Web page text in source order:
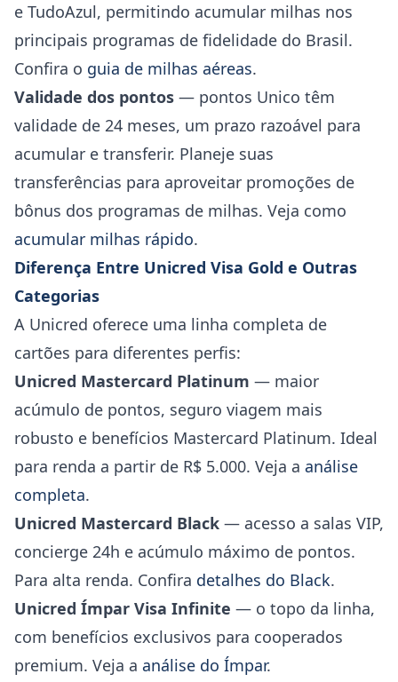
e TudoAzul, permitindo acumular milhas nos
principais programas de fidelidade do Brasil.
Confira o guia de milhas aéreas.
Validade dos pontos — pontos Unico têm
validade de 24 meses, um prazo razoável para
acumular e transferir. Planeje suas
transferências para aproveitar promoções de
bônus dos programas de milhas. Veja como
acumular milhas rápido.
Diferença Entre Unicred Visa Gold e Outras
Categorias
A Unicred oferece uma linha completa de
cartões para diferentes perfis:
Unicred Mastercard Platinum — maior
acúmulo de pontos, seguro viagem mais
robusto e benefícios Mastercard Platinum. Ideal
para renda a partir de R$ 5.000. Veja a análise
completa.
Unicred Mastercard Black — acesso a salas VIP,
concierge 24h e acúmulo máximo de pontos.
Para alta renda. Confira detalhes do Black.
Unicred Ímpar Visa Infinite — o topo da linha,
com benefícios exclusivos para cooperados
premium. Veja a análise do Ímpar.